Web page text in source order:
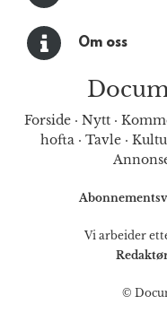
Om oss
Forside · Nytt ·
hofta· Tavle·
Vi arbeider
©